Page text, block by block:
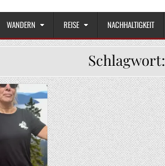
WANDERN REISE NACHHALTIGKEIT
Schlagwort: